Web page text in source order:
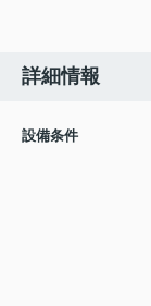
詳細情報
設備条件